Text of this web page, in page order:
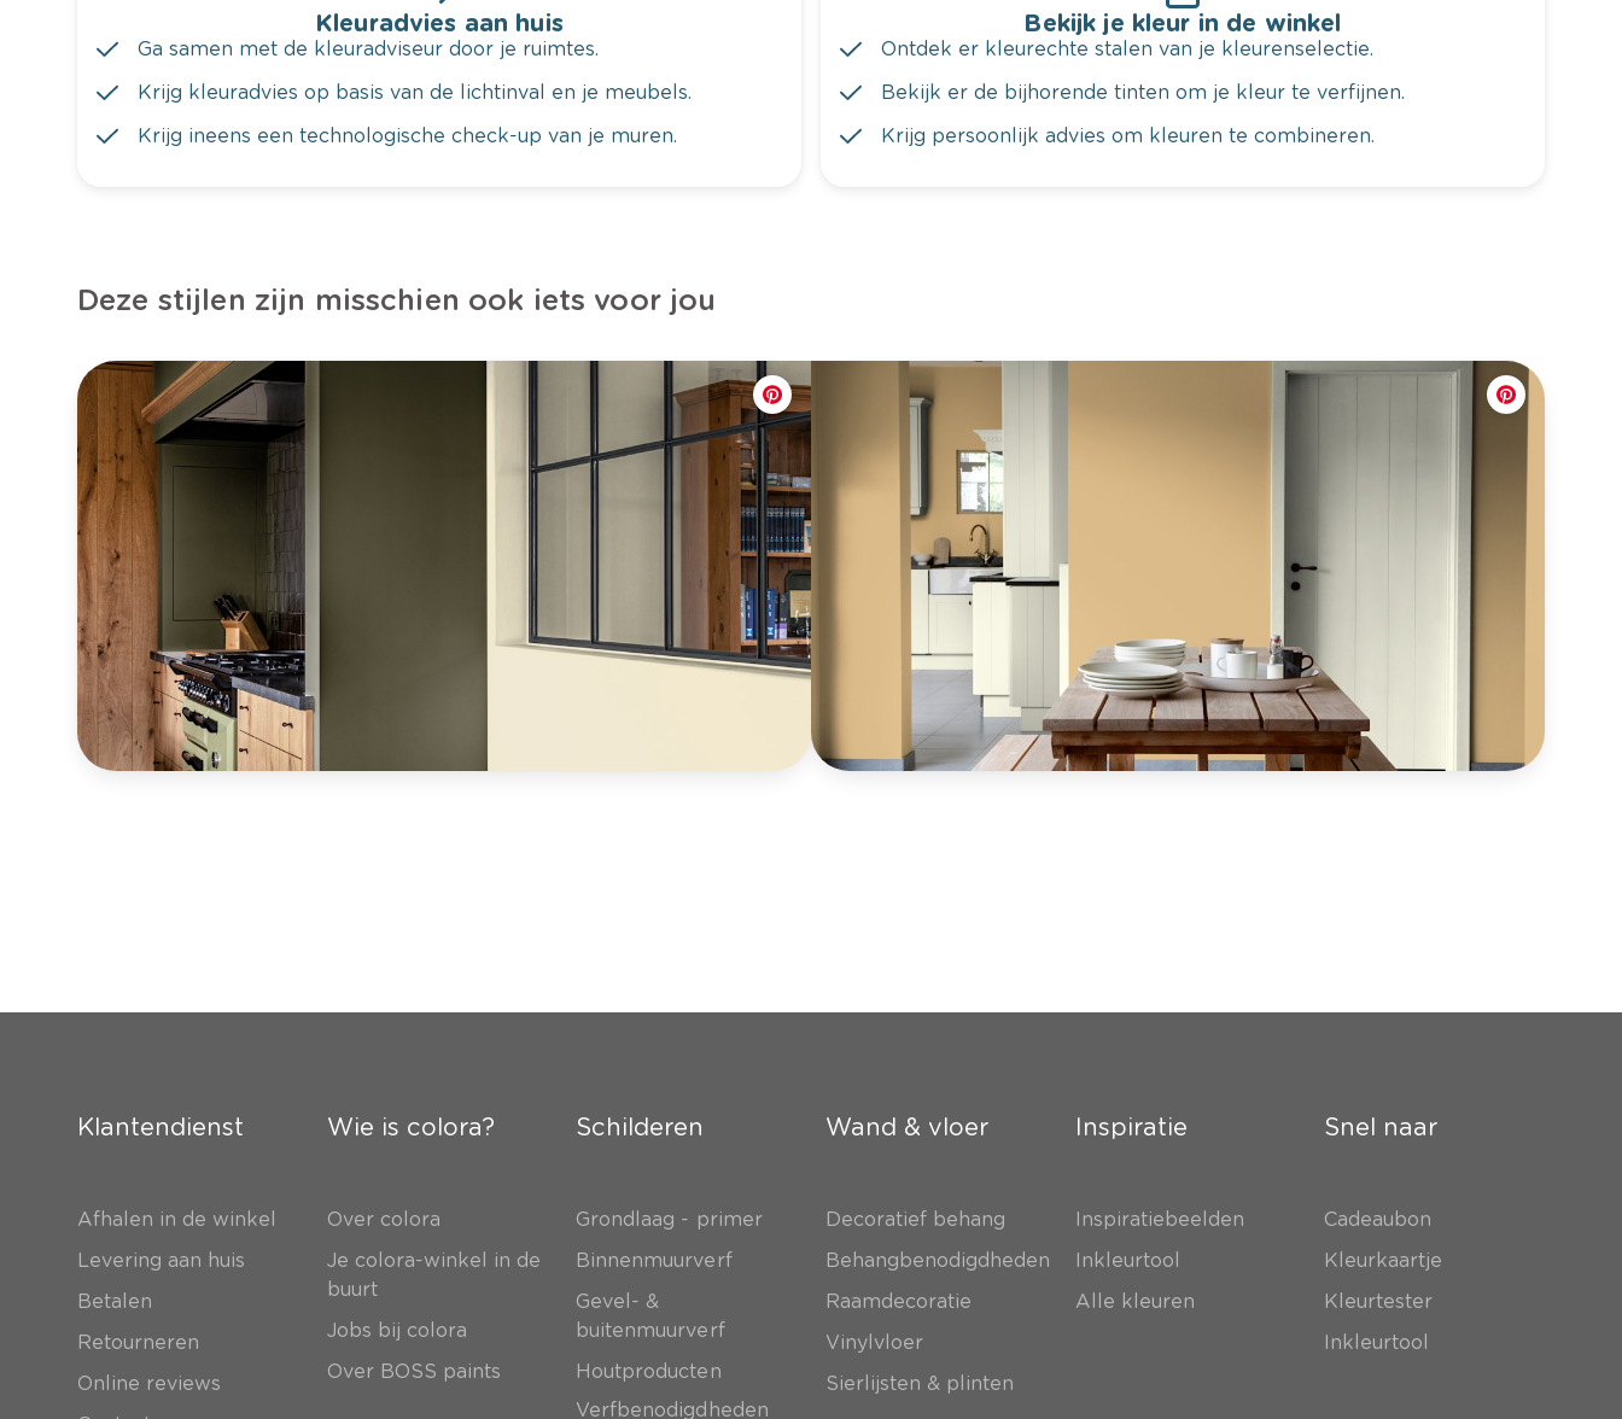
Kleuradvies aan huis
Ga samen met de kleuradviseur door je ruimtes.
Krijg kleuradvies op basis van de lichtinval en je meubels.
Krijg ineens een technologische check-up van je muren.
Bekijk je kleur in de winkel
Ontdek er kleurechte stalen van je kleurenselectie.
Bekijk er de bijhorende tinten om je kleur te verfijnen.
Krijg persoonlijk advies om kleuren te combineren.
Deze stijlen zijn misschien ook iets voor jou
Klantendienst
Afhalen in de winkel
Levering aan huis
Betalen
Retourneren
Online reviews
Wie is colora?
Over colora
Je colora-winkel in de
buurt
Jobs bij colora
Over BOSS paints
Schilderen
Grondlaag - primer
Binnenmuurverf
Gevel- &
buitenmuurverf
Houtproducten
Verfbenodigdheden
Wand & vloer
Decoratief behang
Behangbenodigdheden
Raamdecoratie
Vinylvloer
Sierlijsten & plinten
Inspiratie
Inspiratiebeelden
Inkleurtool
Alle kleuren
Snel naar
Cadeaubon
Kleurkaartje
Kleurtester
Inkleurtool